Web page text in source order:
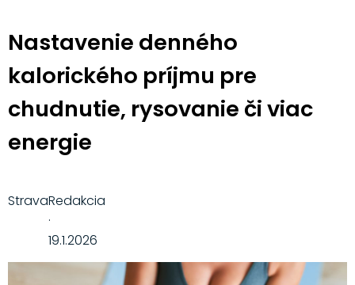
Nastavenie denného
kalorického príjmu pre
chudnutie, rysovanie či viac
energie
StravaRedakcia
·
19.1.2026